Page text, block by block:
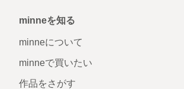
minneを知る
minneについて
minneで買いたい
作品をさがす